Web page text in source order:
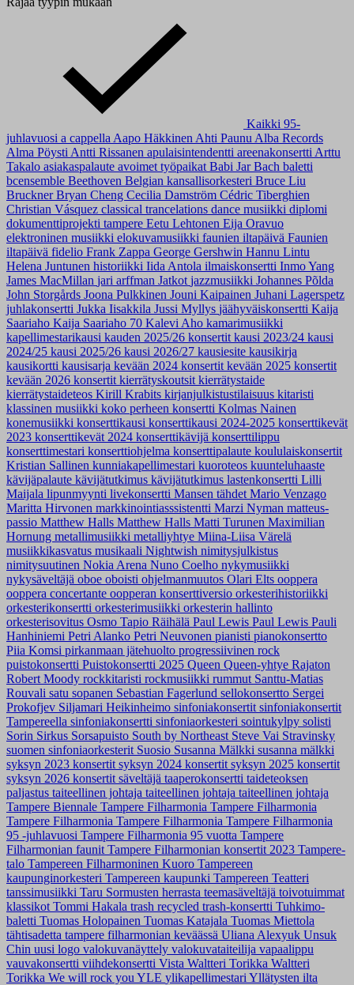
Kaikki 95-
juhlavuosi a cappella Aapo Häkkinen Ahti Paunu Alba Records
Alma Pöysti Antti Rissanen apulaisintendentti areenakonsertti Arttu
Takalo asiakaspalaute avoimet työpaikat Babi JarBach baletti
bcensemble Beethoven Belgian kansallisorkesteri Bruce Liu
BrucknerBryan Cheng Cecilia Damström Cédric Tiberghien
Christian Vásquez classical trancelations dance musiikki diplomi
dokumenttiprojekti tampere Eetu Lehtonen Eija Oravuo
elektroninen musiikki elokuvamusiikki faunien iltapäivä Faunien
iltapäivä fidelio Frank Zappa George Gershwin Hannu Lintu
Helena Juntunen historiikki Iida Antola ilmaiskonsertti Inmo Yang
James MacMillan jari arffman Jatkot jazzmusiikki Johannes Põlda
John Storgårds Joona Pulkkinen Jouni Kaipainen Juhani Lagerspetz
juhlakonsertti Jukka Iisakkila Jussi Myllys jäähyväiskonsertti Kaija
Saariaho Kaija Saariaho 70 Kalevi Aho kamarimusiikki
kapellimestarikausi kauden 2025/26 konsertit kausi 2023/24 kausi
2024/25 kausi 2025/26 kausi 2026/27 kausiesite kausikirja
kausikortti kausisarja kevään 2024 konsertit kevään 2025 konsertit
kevään 2026 konsertit kierrätyskoutsit kierrätystaide
kierrätystaideteos Kirill Krabits kirjanjulkistustilaisuus kitaristi
klassinen musiikki koko perheen konsertti Kolmas Nainen
konemusiikki konserttikausi konserttikausi 2024-2025 konserttikevät
2023 konserttikevät 2024 konserttikävijä konserttilippu
konserttimestari konserttiohjelma konserttipalaute koululaiskonsertit
Kristian Sallinen kunniakapellimestari kuoroteos kuunteluhaaste
kävijäpalaute kävijätutkimus kävijätutkimus lastenkonsertti Lilli
Maijala lipunmyynti livekonsertti Mansen tähdet Mario Venzago
Maritta Hirvonen markkinointiasssistentti Marzi Nyman matteus-
passio Matthew Halls Matthew Halls Matti Turunen Maximilian
Hornung metallimusiikki metalliyhtye Miina-Liisa Värelä
musiikkikasvatus musikaali Nightwish nimitysjulkistus
nimitysuutinen Nokia Arena Nuno Coelho nykymusiikki
nykysäveltäjä oboe oboisti ohjelmanmuutos Olari Elts ooppera
ooppera concertante oopperan konserttiversio orkesterihistoriikki
orkesterikonsertti orkesterimusiikki orkesterin hallinto
orkesterisovitus Osmo Tapio Räihälä Paul Lewis Paul Lewis Pauli
Hanhiniemi Petri Alanko Petri Neuvonen pianisti pianokonsertto
Piia Komsi pirkanmaan jätehuolto progressiivinen rock
puistokonsertti Puistokonsertti 2025 Queen Queen-yhtye Rajaton
Robert Moody rockkitaristi rockmusiikki rummut Santtu-Matias
Rouvali satu sopanen Sebastian Fagerlund sellokonsertto Sergei
Prokofjev Siljamari Heikinheimo sinfoniakonsertit sinfoniakonsertit
Tampereella sinfoniakonsertti sinfoniaorkesteri sointukylpy solisti
Sorin Sirkus Sorsapuisto South by Northeast Steve Vai Stravinsky
suomen sinfoniaorkesterit Suosio Susanna Mälkki susanna mälkki
syksyn 2023 konsertit syksyn 2024 konsertit syksyn 2025 konsertit
syksyn 2026 konsertit säveltäjä taaperokonsertti taideteoksen
paljastus taiteellinen johtaja taiteellinen johtaja taiteellinen johtaja
Tampere Biennale Tampere Filharmonia Tampere Filharmonia
Tampere Filharmonia Tampere Filharmonia Tampere Filharmonia
95 -juhlavuosi Tampere Filharmonia 95 vuotta Tampere
Filharmonian faunit Tampere Filharmonian konsertit 2023 Tampere-
talo Tampereen Filharmoninen Kuoro Tampereen
kaupunginorkesteri Tampereen kaupunki Tampereen Teatteri
tanssimusiikki Taru Sormusten herrasta teemasäveltäjä toivotuimmat
klassikot Tommi Hakala trash recycled trash-konsertti Tuhkimo-
baletti Tuomas Holopainen Tuomas Katajala Tuomas Miettola
tähtisadetta tampere filharmonian keväässä Uliana Alexyuk Unsuk
Chin uusi logo valokuvanäyttely valokuvataiteilija vapaalippu
vauvakonsertti viihdekonsertti Vista Waltteri Torikka Waltteri
Torikka We will rock you YLE ylikapellimestari Yllätysten ilta